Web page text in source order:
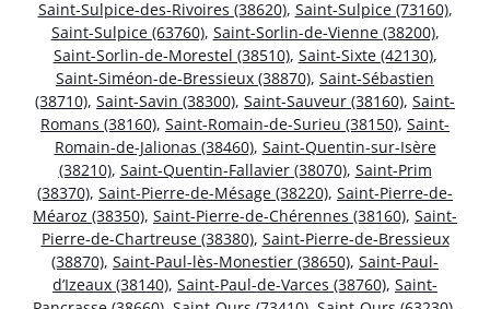
Saint-Sulpice-des-Rivoires (38620), Saint-Sulpice (73160),
Saint-Sulpice (63760), Saint-Sorlin-de-Vienne (38200),
Saint-Sorlin-de-Morestel (38510), Saint-Sixte (42130),
Saint-Siméon-de-Bressieux (38870), Saint-Sébastien
(38710), Saint-Savin (38300), Saint-Sauveur (38160), Saint-
Romans (38160), Saint-Romain-de-Surieu (38150), Saint-
Romain-de-Jalionas (38460), Saint-Quentin-sur-Isère
(38210), Saint-Quentin-Fallavier (38070), Saint-Prim
(38370), Saint-Pierre-de-Mésage (38220), Saint-Pierre-de-
Méaroz (38350), Saint-Pierre-de-Chérennes (38160), Saint-
Pierre-de-Chartreuse (38380), Saint-Pierre-de-Bressieux
(38870), Saint-Paul-lès-Monestier (38650), Saint-Paul-
d’Izeaux (38140), Saint-Paul-de-Varces (38760), Saint-